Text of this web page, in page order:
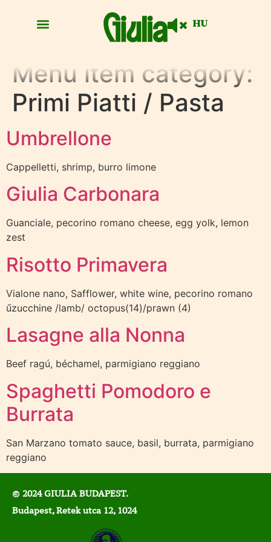
HU
Menu item category:
Primi Piatti / Pasta
Umbrellone
Cappelletti, shrimp, burro limone
Giulia Carbonara
Guanciale, pecorino romano cheese, egg yolk, lemon
zest
Risotto Primavera
Vialone nano, Safflower, white wine, pecorino romano
űzucchine /lamb/ octopus(14)/prawn (4)
Lasagne alla Nonna
Beef ragú, béchamel, parmigiano reggiano
Spaghetti Pomodoro e
Burrata
San Marzano tomato sauce, basil, burrata, parmigiano
reggiano
© 2024 GIULIA BUDAPEST.
Budapest, Retek utca 12, 1024